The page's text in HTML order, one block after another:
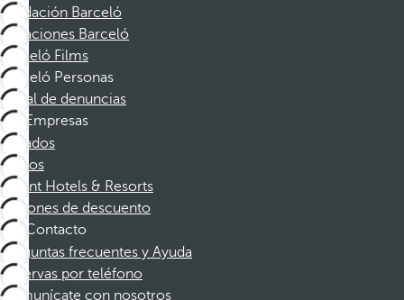
Fundación Barceló
Vacaciones Barceló
Barceló Films
Barceló Personas
Canal de denuncias
Empresas
Afiliados
Socios
Dorint Hotels & Resorts
Cupones de descuento
Contacto
Preguntas frecuentes y Ayuda
Reservas por teléfono
Comunícate con nosotros